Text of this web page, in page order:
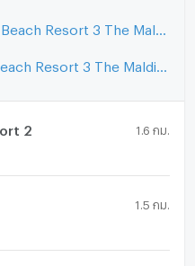
2 1.6 กม.
1.5 กม.